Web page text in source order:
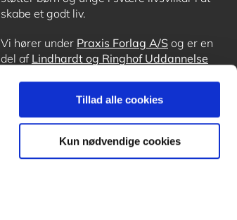
Tillad alle cookies
Kun nødvendige cookies
skabe et godt liv.
Vi hører under Praxis Forlag A/S og er en
del af Lindhardt og Ringhof Uddannelse
OrdblindetræningogForstå.dk.